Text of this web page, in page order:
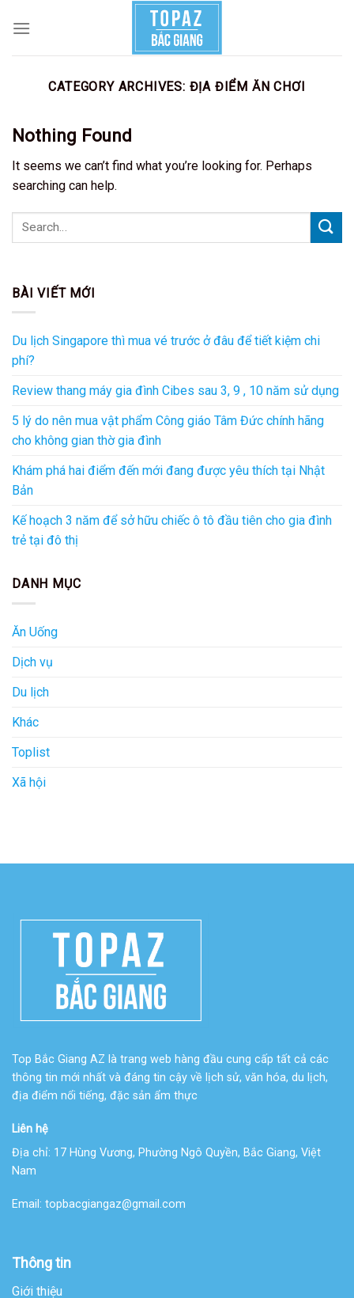
CATEGORY ARCHIVES: ĐỊA ĐIỂM ĂN CHƠI
Nothing Found
It seems we can’t find what you’re looking for. Perhaps
searching can help.
BÀI VIẾT MỚI
Du lịch Singapore thì mua vé trước ở đâu để tiết kiệm chi
phí?
Review thang máy gia đình Cibes sau 3, 9 , 10 năm sử dụng
5 lý do nên mua vật phẩm Công giáo Tâm Đức chính hãng
cho không gian thờ gia đình
Khám phá hai điểm đến mới đang được yêu thích tại Nhật
Bản
Kế hoạch 3 năm để sở hữu chiếc ô tô đầu tiên cho gia đình
trẻ tại đô thị
DANH MỤC
Ăn Uống
Dịch vụ
Du lịch
Khác
Toplist
Xã hội
Top Bắc Giang AZ là trang web hàng đầu cung cấp tất cả các
thông tin mới nhất và đáng tin cậy về lịch sử, văn hóa, du lịch,
địa điểm nổi tiếng, đặc sản ẩm thực
Liên hệ
Địa chỉ: 17 Hùng Vương, Phường Ngô Quyền, Bắc Giang, Việt
Nam
Email: topbacgiangaz@gmail.com
Thông tin
Giới thiệu